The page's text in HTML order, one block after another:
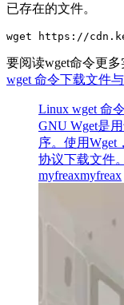
已存在的文件。
wget https://
要阅读wget命令更
wget 命令下载文件
Linux wget 命
GNU Wget是
序。使用Wget
协议下载文件。
myfreaxmyfreax